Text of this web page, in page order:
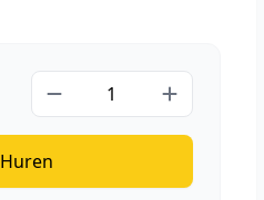
Huren